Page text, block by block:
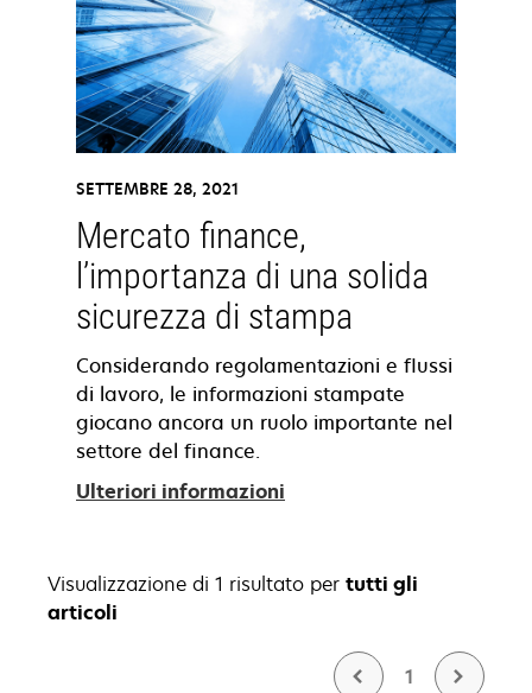
SETTEMBRE 28, 2021
Mercato finance,
l’importanza di una solida
sicurezza di stampa
Considerando regolamentazioni e flussi
di lavoro, le informazioni stampate
giocano ancora un ruolo importante nel
settore del finance.
Ulteriori informazioni
Visualizzazione di 1 risultato per tutti gli
articoli
1